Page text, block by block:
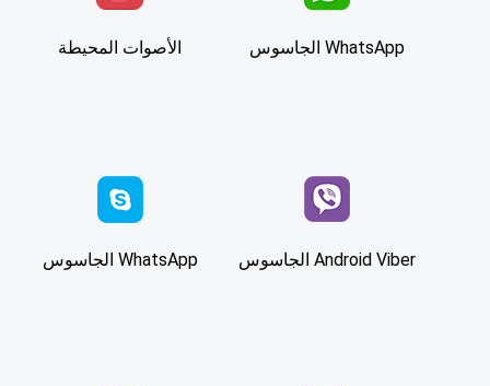
الأصوات المحيطة WhatsApp الجاسوس
WhatsApp الجاسوس Android Viber الجاسوس